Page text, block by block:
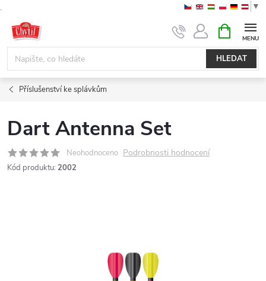
.
obsah
▼
HLEDAT
NÁKUPNÍ
KOŠÍK
Příslušenství ke splávkům
Dart Antenna Set
Neohodnoceno Podrobnosti hodnocení
Kód produktu: 2002